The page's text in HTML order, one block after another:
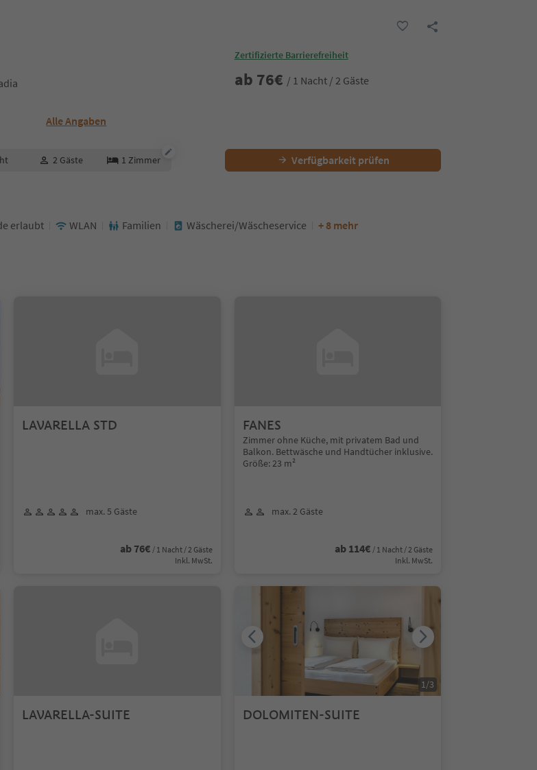
Alle Angaben
Zertifizierte Barrierefreiheit
ab 76€ / 1 Nacht / 2 Gäste
2 Gäste 1 Zimmer Verfügbarkeit prüfen
erlaubt WLAN Familien Wäscherei/Wäscheservice + 8 mehr
LAVARELLA STD
max. 5 Gäste
ab 76€ / 1 Nacht / 2 Gäste
Inkl. MwSt.
FANES
Zimmer ohne Küche, mit privatem Bad und
Balkon. Bettwäsche und Handtücher inklusive.
Größe: 23 m²
max. 2 Gäste
ab 114€ / 1 Nacht / 2 Gäste
Inkl. MwSt.
LAVARELLA-SUITE DOLOMITEN-SUITE
1/3